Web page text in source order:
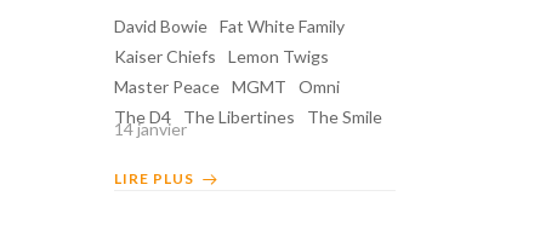
David Bowie Fat White Family
Kaiser Chiefs
Lemon Twigs
Master Peace MGMT
Omni
The D4
The Libertines The Smile
14 janvier
LIRE PLUS